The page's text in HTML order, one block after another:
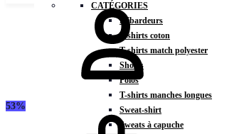
CATÉGORIES
Débardeurs
T-shirts coton
T-shirts match polyester
Shorts
Polos
T-shirts manches longues
Sweat-shirt
Sweats à capuche
53%